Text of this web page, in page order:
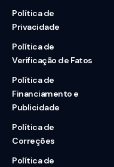
Política de
Privacidade
Política de
Verificação de Fatos
Política de
Financiamento e
Publicidade
Política de
Correções
Política de